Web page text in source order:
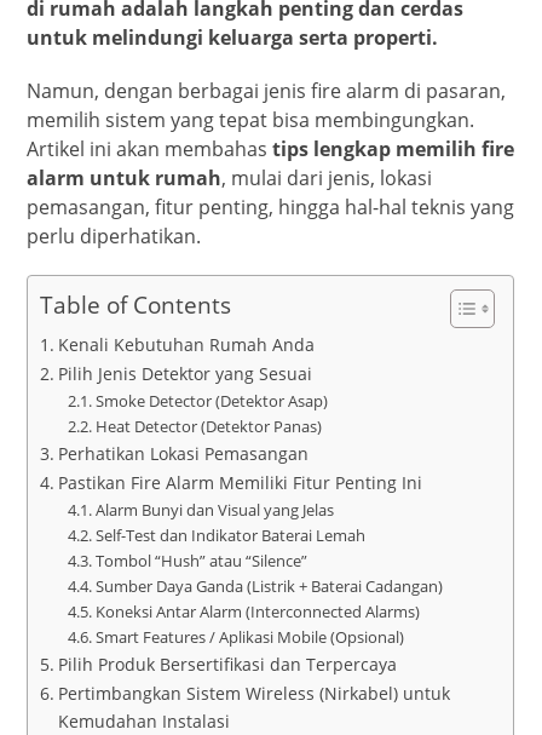
di rumah adalah langkah penting dan cerdas
untuk melindungi keluarga serta properti.
Namun, dengan berbagai jenis fire alarm di pasaran,
memilih sistem yang tepat bisa membingungkan.
Artikel ini akan membahastips lengkap memilih fire
alarm untuk rumah, mulai dari jenis, lokasi
pemasangan, fitur penting, hingga hal-hal teknis yang
perlu diperhatikan.
Table of Contents
Kenali Kebutuhan Rumah Anda
Pilih Jenis Detektor yang Sesuai
Smoke Detector (Detektor Asap)
Heat Detector (Detektor Panas)
Perhatikan Lokasi Pemasangan
Pastikan Fire Alarm Memiliki Fitur Penting Ini
Alarm Bunyi dan Visual yang Jelas
Self-Test dan Indikator Baterai Lemah
Tombol “Hush” atau “Silence”
Sumber Daya Ganda (Listrik + Baterai Cadangan)
Koneksi Antar Alarm (Interconnected Alarms)
Smart Features / Aplikasi Mobile (Opsional)
Pilih Produk Bersertifikasi dan Terpercaya
Pertimbangkan Sistem Wireless (Nirkabel) untuk
Kemudahan Instalasi